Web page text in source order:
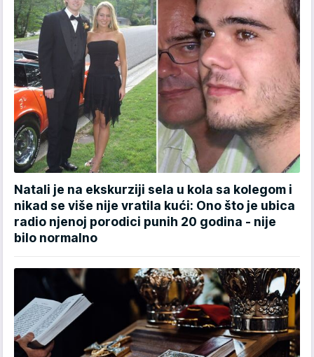
Natali je na ekskurziji sela u kola sa kolegom i
nikad se više nije vratila kući: Ono što je ubica
radio njenoj porodici punih 20 godina - nije
bilo normalno